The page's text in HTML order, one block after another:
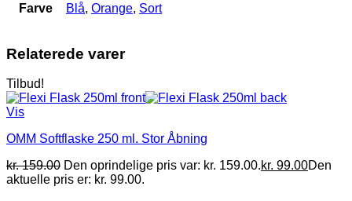
Farve Blå, Orange, Sort
Relaterede varer
Tilbud!
Vis
OMM Softflaske 250 ml. Stor Åbning
kr.159.00 Den oprindelige pris var: kr. 159.00.kr. 99.00Den
aktuelle pris er: kr. 99.00.